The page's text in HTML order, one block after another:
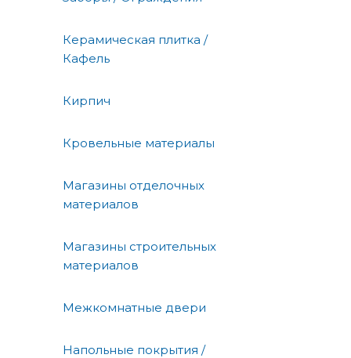
Керамическая плитка /
Кафель
Кирпич
Кровельные материалы
Магазины отделочных
материалов
Магазины строительных
материалов
Межкомнатные двери
Напольные покрытия /